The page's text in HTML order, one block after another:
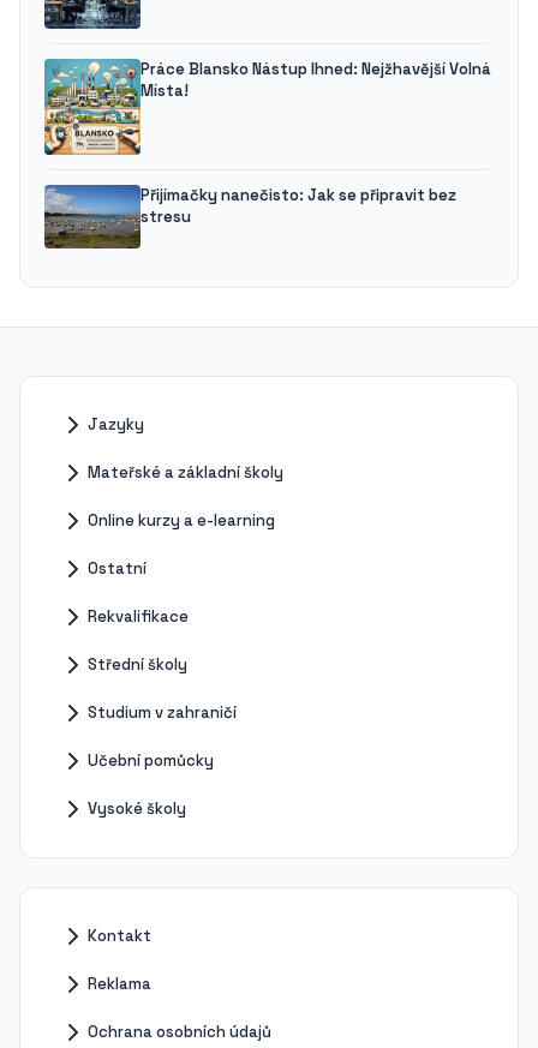
Práce Blansko Nástup Ihned: Nejžhavější Volná
Místa!
Přijímačky nanečisto: Jak se připravit bez
stresu
Jazyky
Mateřské a základní školy
Online kurzy a e-learning
Ostatní
Rekvalifikace
Střední školy
Studium v zahraničí
Učební pomůcky
Vysoké školy
Kontakt
Reklama
Ochrana osobních údajů